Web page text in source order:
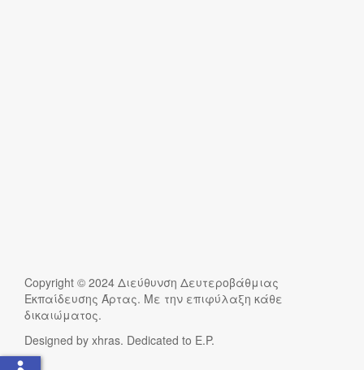
Copyright © 2024 Διεύθυνση Δευτεροβάθμιας
Εκπαίδευσης Άρτας. Με την επιφύλαξη κάθε
δικαιώματος.
Designed by xhras. Dedicated to E.P.